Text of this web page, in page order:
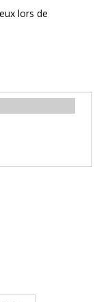
lors de